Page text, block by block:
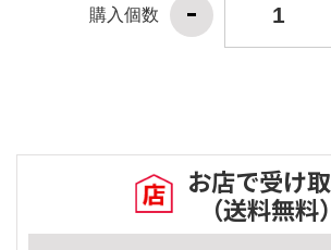
購入個数
お店で受け
（送料無料）